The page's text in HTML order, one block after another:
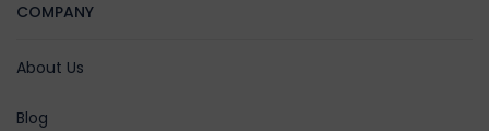
COMPANY
About Us
Blog